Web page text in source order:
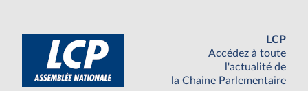
LCP
Accédez à toute
l'actualité de
la Chaine Parlementaire